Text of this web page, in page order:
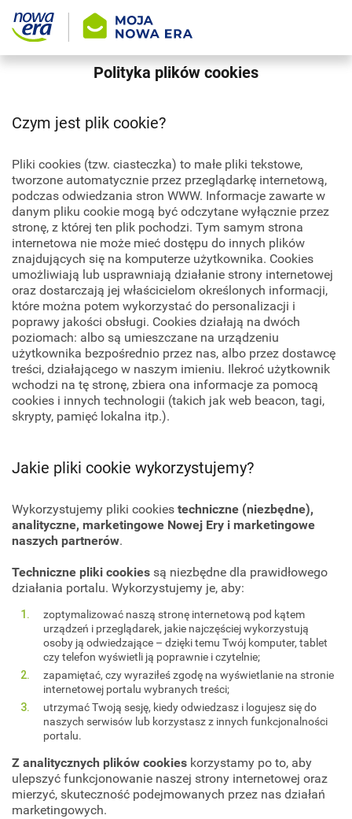
Polityka plików cookies
Czym jest plik cookie?
Pliki cookies (tzw. ciasteczka) to małe pliki tekstowe,
tworzone automatycznie przez przeglądarkę internetową,
podczas odwiedzania stron WWW. Informacje zawarte w
danym pliku cookie mogą być odczytane wyłącznie przez
stronę, z której ten plik pochodzi. Tym samym strona
internetowa nie może mieć dostępu do innych plików
znajdujących się na komputerze użytkownika. Cookies
umożliwiają lub usprawniają działanie strony internetowej
oraz dostarczają jej właścicielom określonych informacji,
które można potem wykorzystać do personalizacji i
poprawy jakości obsługi. Cookies działają na dwóch
poziomach: albo są umieszczane na urządzeniu
użytkownika bezpośrednio przez nas, albo przez dostawcę
treści, działającego w naszym imieniu. Ilekroć użytkownik
wchodzi na tę stronę, zbiera ona informacje za pomocą
cookies i innych technologii (takich jak web beacon, tagi,
skrypty, pamięć lokalna itp.).
Jakie pliki cookie wykorzystujemy?
Wykorzystujemy pliki cookiestechniczne (niezbędne),
analityczne, marketingowe Nowej Ery i marketingowe
naszych partnerów.
Techniczne pliki cookiessą niezbędne dla prawidłowego
działania portalu. Wykorzystujemy je, aby:
zoptymalizować naszą stronę internetową pod kątem
urządzeń i przeglądarek, jakie najczęściej wykorzystują
osoby ją odwiedzające – dzięki temu Twój komputer, tablet
czy telefon wyświetli ją poprawnie i czytelnie;
zapamiętać, czy wyraziłeś zgodę na wyświetlanie na stronie
internetowej portalu wybranych treści;
utrzymać Twoją sesję, kiedy odwiedzasz i logujesz się do
naszych serwisów lub korzystasz z innych funkcjonalności
portalu.
Z analitycznych plików cookies korzystamy po to, aby
ulepszyć funkcjonowanie naszej strony internetowej oraz
mierzyć, skuteczność podejmowanych przez nas działań
marketingowych.